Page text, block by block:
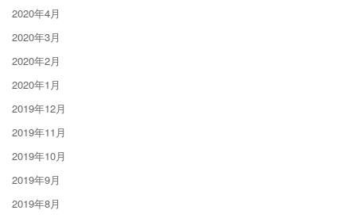
2020年4月
2020年3月
2020年2月
2020年1月
2019年12月
2019年11月
2019年10月
2019年9月
2019年8月